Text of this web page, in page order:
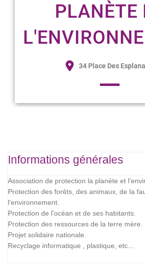
PLANÈTE
34 Place Des
Informations générales
Association de protection la planète et
Protection des forêts, des animaux, de la
l'environnement.
Protection de l'océan et de ses habitants.
Protection des ressources de la terre mère.
Projet solidaire nationale.
Recyclage informatique , plastique, etc...